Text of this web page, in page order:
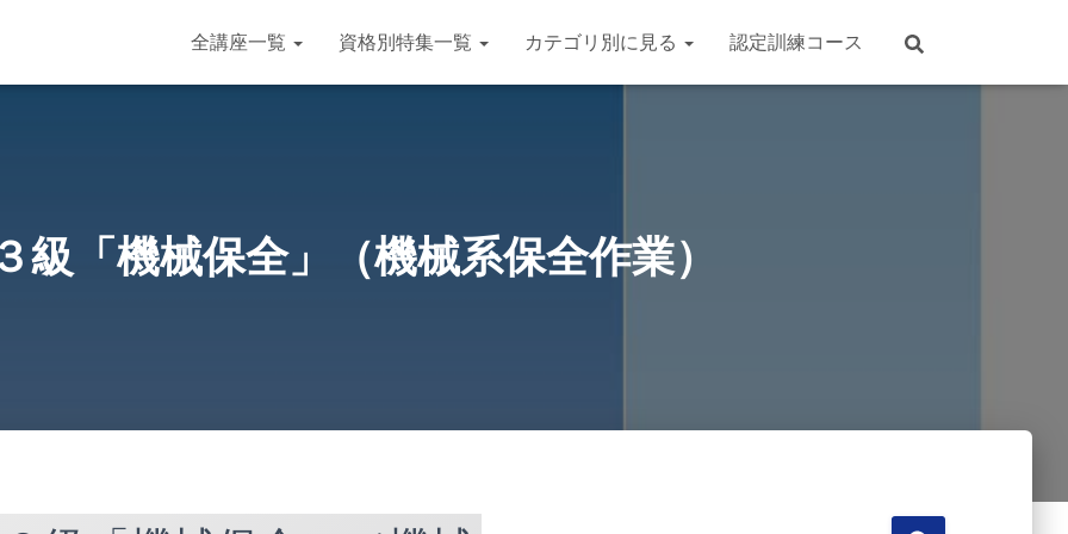
全講座一覧 資格別特集一覧 カテゴリ別に見る 認定訓練コース
級「機械保全」（機械系保全作業）